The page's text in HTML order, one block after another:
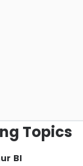
Topics
BI